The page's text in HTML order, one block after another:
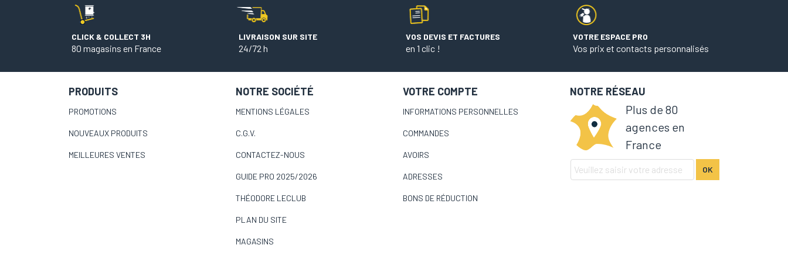
CLICK & COLLECT 3H
80 magasins en France
LIVRAISON SUR SITE
24/72 h
VOS DEVIS ET FACTURES
en 1 clic !
VOTRE ESPACE PRO
Vos prix et contacts personnalisés
PRODUITS
PROMOTIONS
NOUVEAUX PRODUITS
MEILLEURES VENTES
NOTRE SOCIÉTÉ
MENTIONS LÉGALES
C.G.V.
CONTACTEZ-NOUS
GUIDE PRO 2025/2026
THÉODORE LECLUB
PLAN DU SITE
MAGASINS
VOTRE COMPTE
INFORMATIONS PERSONNELLES
COMMANDES
AVOIRS
ADRESSES
BONS DE RÉDUCTION
NOTRE RÉSEAU
Plus de 80
agences en
France
OK